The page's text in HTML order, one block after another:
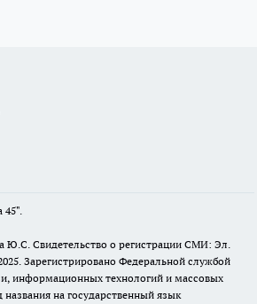
45".
Ю.С. Свидетельство о регистрации СМИ: Эл.
Зарегистрировано Федеральной службой
информационных технологий и массовых
на государственный язык